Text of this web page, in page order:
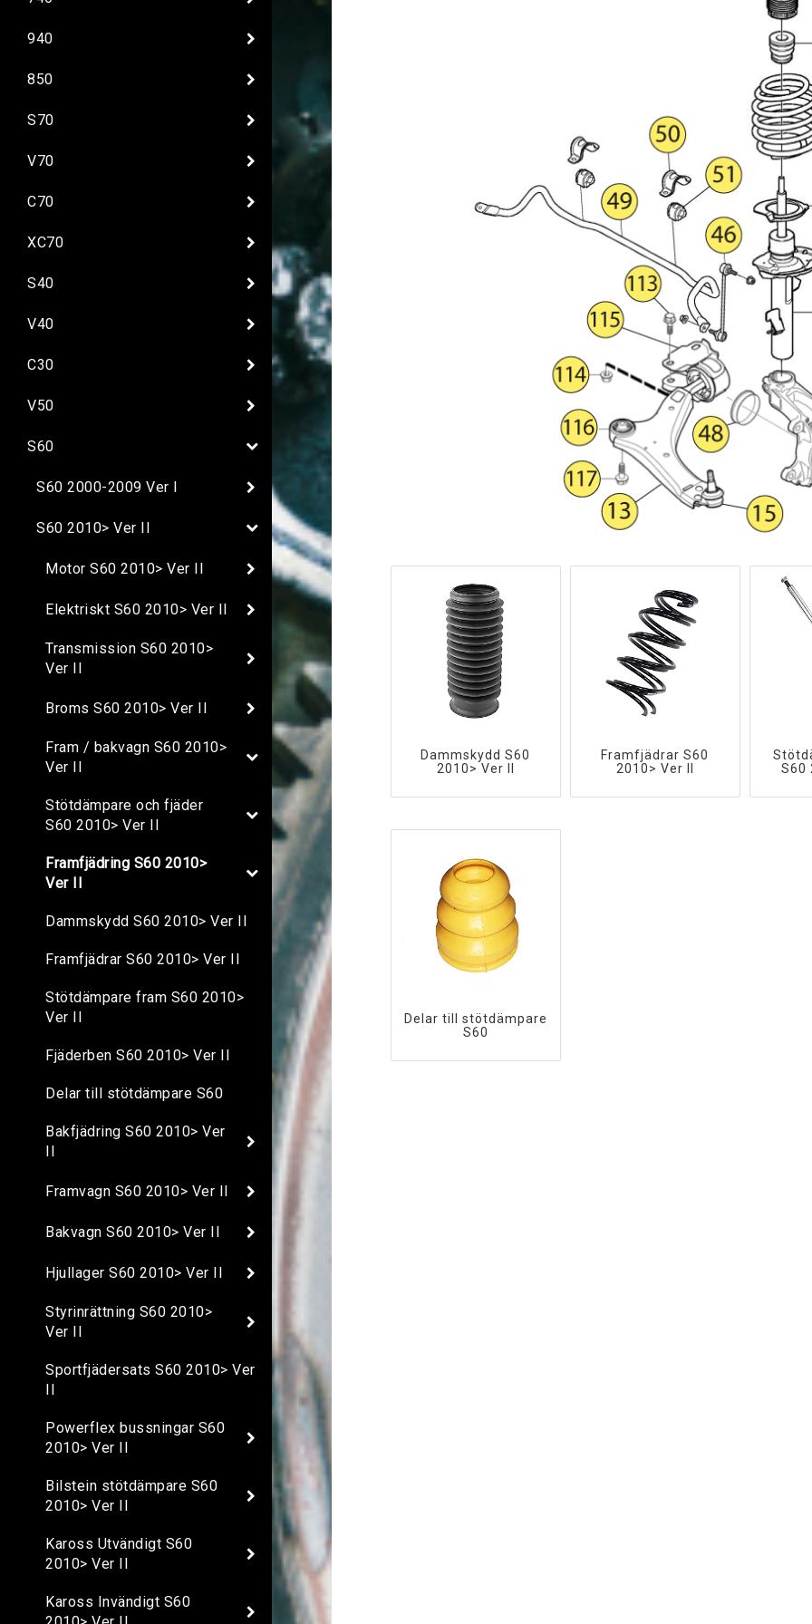
940
850
S70
V70
C70
XC70
S40
V40
C30
V50
S60
S60 2000-2009 Ver I
S60 2010> Ver II
Motor S60 2010> Ver II
Elektriskt S60 2010> Ver II
Transmission S60 2010>
Ver II
Broms S60 2010> Ver II
Fram / bakvagn S60 2010>
Ver II
Stötdämpare och fjäder
S60 2010> Ver II
Framfjädring S60 2010>
Ver II
Dammskydd S60 2010> Ver II
Framfjädrar S60 2010> Ver II
Stötdämpare fram S60 2010>
Ver II
Fjäderben S60 2010> Ver II
Delar till stötdämpare S60
Bakfjädring S60 2010> Ver
Framvagn S60 2010> Ver II
Bakvagn S60 2010> Ver II
Hjullager S60 2010> Ver II
Styrinrättning S60 2010>
Ver II
Sportfjädersats S60 2010> Ver
Powerflex bussningar S60
2010> Ver II
Bilstein stötdämpare S60
2010> Ver II
Kaross Utvändigt S60
2010> Ver II
Kaross Invändigt S60
Dammskydd S60
2010> Ver II
Framfjädrar S60
2010> Ver II
S60
Delar till stötdämpare
S60